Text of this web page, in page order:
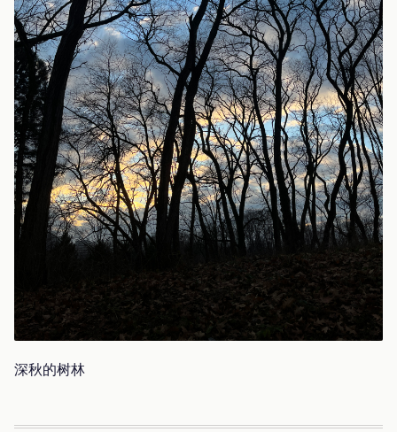
深秋的树林